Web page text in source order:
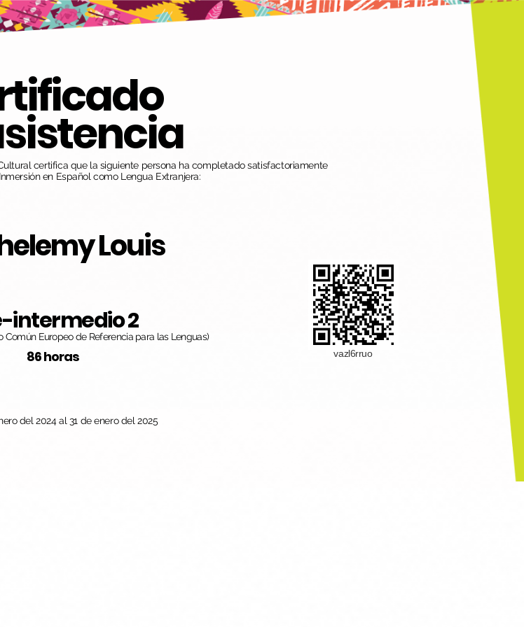
certifica que la siguiente persona ha completado satisfactoriamente
en Español como Lengua Extranjera:
Louis
intermedio 2
Común Europeo de Referencia para las Lenguas)
86 horas vazl6rruo
del 2024 al 31 de enero del 2025